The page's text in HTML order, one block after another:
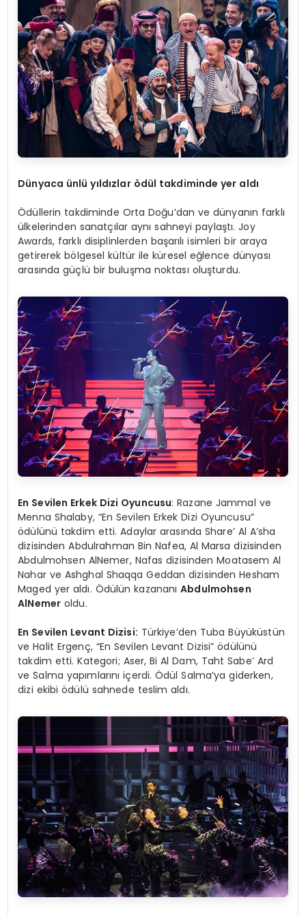
Dünyaca ünlü yıldızlar ödül takdiminde yer aldı
Ödüllerin takdiminde Orta Doğu’dan ve dünyanın farklı
ülkelerinden sanatçılar aynı sahneyi paylaştı. Joy
Awards, farklı disiplinlerden başarılı isimleri bir araya
getirerek bölgesel kültür ile küresel eğlence dünyası
arasında güçlü bir buluşma noktası oluşturdu.
En Sevilen Erkek Dizi Oyuncusu: Razane Jammal ve
Menna Shalaby, “En Sevilen Erkek Dizi Oyuncusu”
ödülünü takdim etti. Adaylar arasında Share’ Al A’sha
dizisinden Abdulrahman Bin Nafea, Al Marsa dizisinden
Abdulmohsen AlNemer, Nafas dizisinden Moatasem Al
Nahar ve Ashghal Shaqqa Geddan dizisinden Hesham
Maged yer aldı. Ödülün kazananıAbdulmohsen
AlNemer oldu.
En Sevilen Levant Dizisi: Türkiye’den Tuba Büyüküstün
ve Halit Ergenç, “En Sevilen Levant Dizisi” ödülünü
takdim etti. Kategori; Aser, Bi Al Dam, Taht Sabe’ Ard
ve Salma yapımlarını içerdi. Ödül Salma’ya giderken,
dizi ekibi ödülü sahnede teslim aldı.